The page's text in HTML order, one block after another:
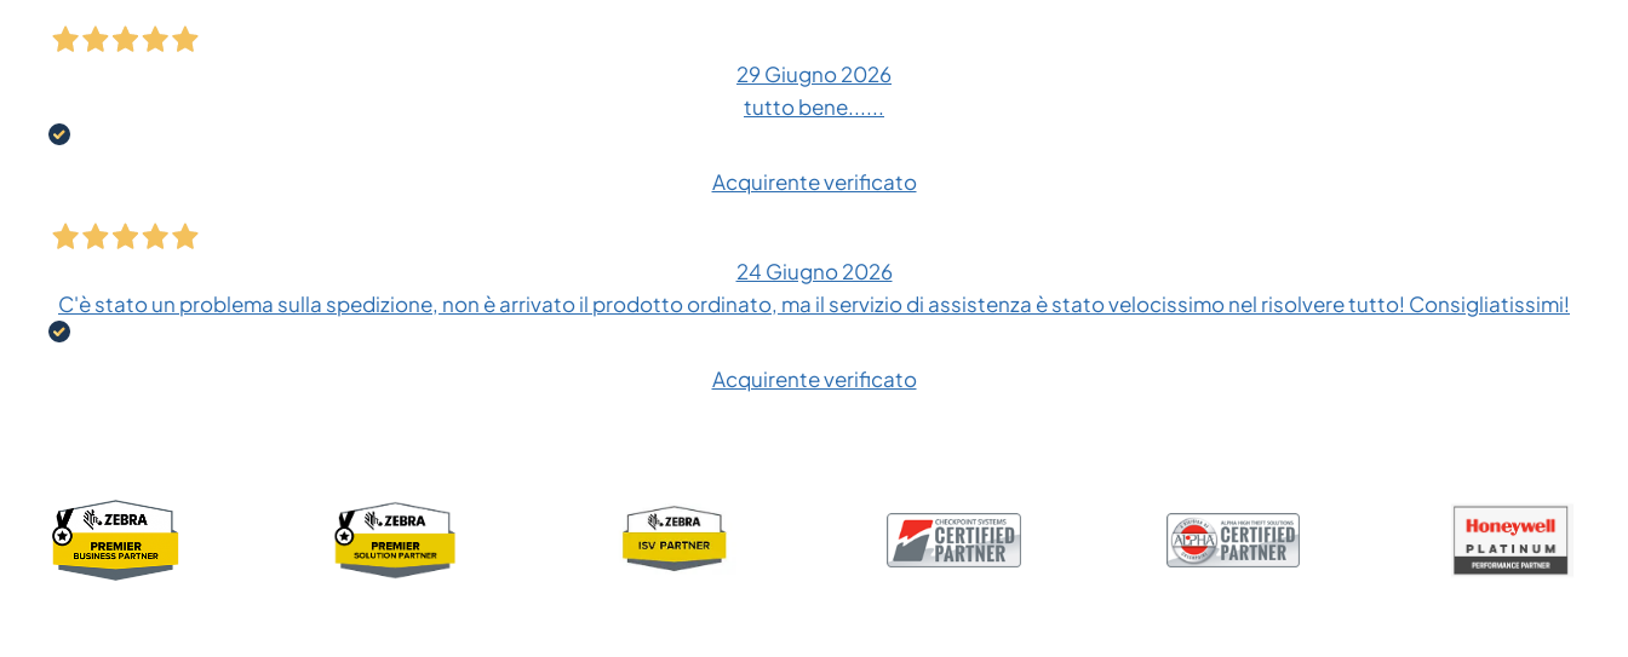
29 Giugno 2026
tutto bene......
Acquirente verificato
24 Giugno 2026
C'è stato un problema sulla spedizione, non è arrivato il prodotto ordinato, ma il servizio di assistenza è stato velocissimo nel risolvere tutto! Consigliatissimi!
Acquirente verificato